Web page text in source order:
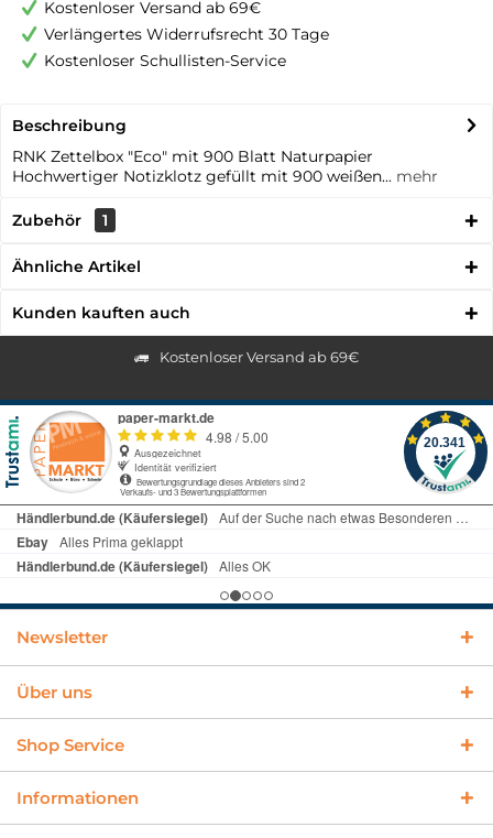
Kostenloser Versand ab 69€
Verlängertes Widerrufsrecht 30 Tage
Kostenloser Schullisten-Service
Beschreibung
RNK Zettelbox "Eco" mit 900 Blatt Naturpapier
Hochwertiger Notizklotz gefüllt mit 900 weißen... mehr
Zubehör 1
Ähnliche Artikel
Kunden kauften auch
Kostenloser Versand ab 69€
Newsletter
Über uns
Shop Service
Informationen